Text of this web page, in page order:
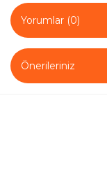
Yorumlar (0)
Önerileriniz